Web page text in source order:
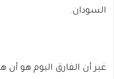
السودان.
غير أن الفارق اليوم هو أن